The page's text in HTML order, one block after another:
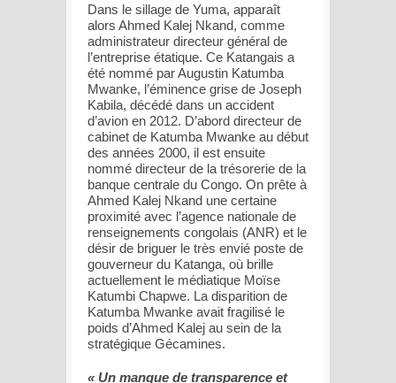
Dans le sillage de Yuma, apparaît
alors Ahmed Kalej Nkand, comme
administrateur directeur général de
l’entreprise étatique. Ce Katangais a
été nommé par Augustin Katumba
Mwanke, l’éminence grise de Joseph
Kabila, décédé dans un accident
d’avion en 2012. D’abord directeur de
cabinet de Katumba Mwanke au début
des années 2000, il est ensuite
nommé directeur de la trésorerie de la
banque centrale du Congo. On prête à
Ahmed Kalej Nkand une certaine
proximité avec l’agence nationale de
renseignements congolais (ANR) et le
désir de briguer le très envié poste de
gouverneur du Katanga, où brille
actuellement le médiatique Moïse
Katumbi Chapwe. La disparition de
Katumba Mwanke avait fragilisé le
poids d’Ahmed Kalej au sein de la
stratégique Gécamines.
« Un manque de transparence et